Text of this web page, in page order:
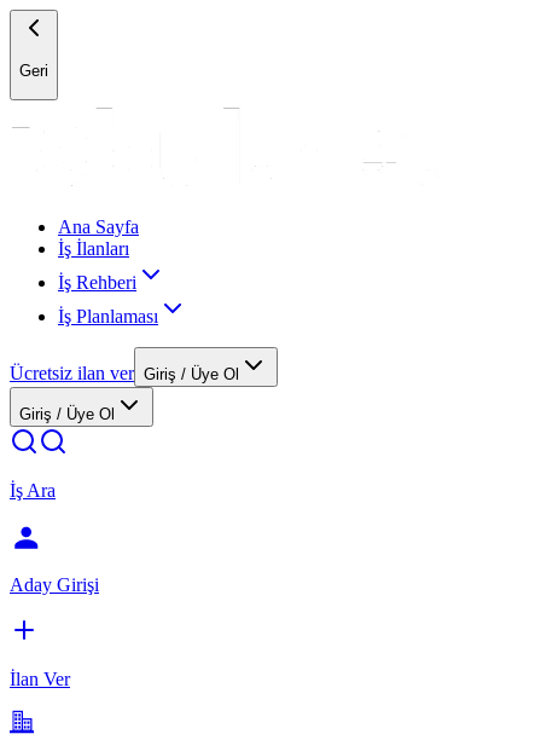
Geri
Ana Sayfa
İş İlanları
İş Rehberi
İş Planlaması
Ücretsiz ilan ver Giriş / Üye Ol
Giriş / Üye Ol
İş Ara
Aday Girişi
İlan Ver